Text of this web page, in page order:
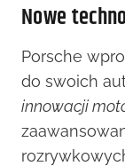
Nowe
Porsche
do swoich
innowacji